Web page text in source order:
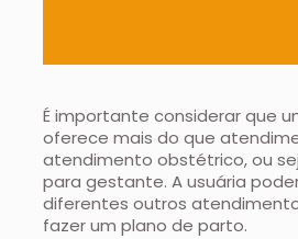
É importante considerar que
oferece mais do que
atendimento obstétrico, ou
para gestante. A usuária
diferentes outros
fazer um plano de parto.